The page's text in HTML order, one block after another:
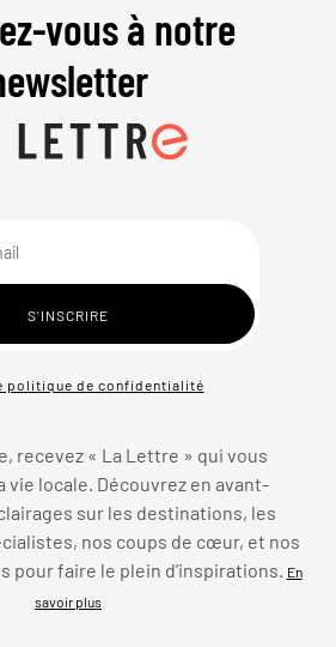
vous à notre
politique de confidentialité
recevez « La Lettre » qui vous
vie locale. Découvrez en avant-
sur les destinations, les
nos coups de cœur, et nos
pour faire le plein d’inspirations.
En
savoir plus